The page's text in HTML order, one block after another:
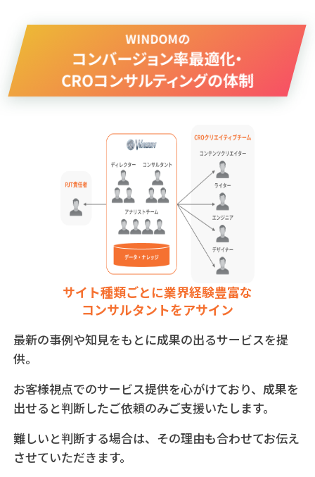
WINDOMの
コンバージョン率最適化・
CROコンサルティングの体制
サイト種類ごとに業界経験豊富な
コンサルタントをアサイン
最新の事例や知見をもとに成果の出るサービスを提
供。
お客様視点でのサービス提供を心がけており、成果を
出せると判断したご依頼のみご支援いたします。
難しいと判断する場合は、その理由も合わせてお伝え
させていただきます。